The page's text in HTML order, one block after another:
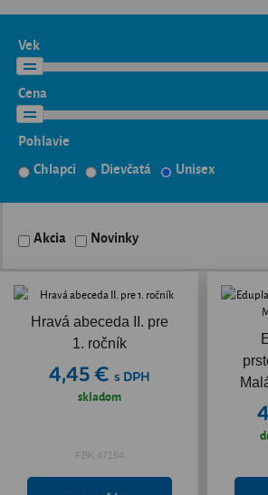
Vek
Cena
Pohlavie
Chlapci
Dievčatá Unisex
Akcia Novinky
Hravá abeceda II. pre
1. ročník
4,45 € s DPH
skladom
FBK.47164